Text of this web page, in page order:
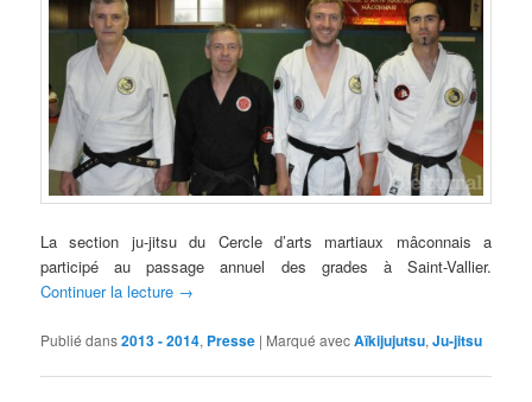
La section ju-jitsu du Cercle d’arts martiaux mâconnais a
participé au passage annuel des grades à Saint-Vallier.
Continuer la lecture →
Publié dans2013 - 2014, Presse | Marqué avecAïkijujutsu,Ju-jitsu